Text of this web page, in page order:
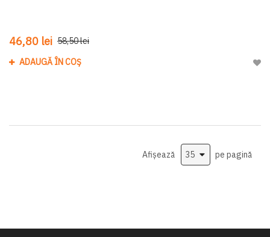
46,80 lei 58,50 lei
ADAUGĂ ÎN COȘ
Afișează pe pagină